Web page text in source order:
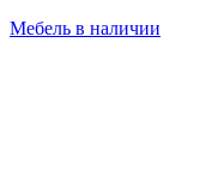
Мебель в наличии